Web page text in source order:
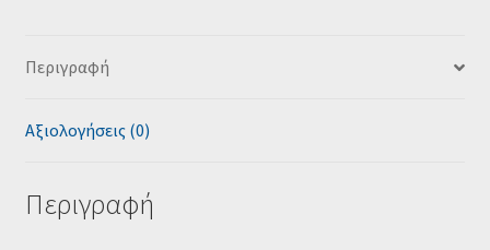
Περιγραφή
Αξιολογήσεις (0)
Περιγραφή